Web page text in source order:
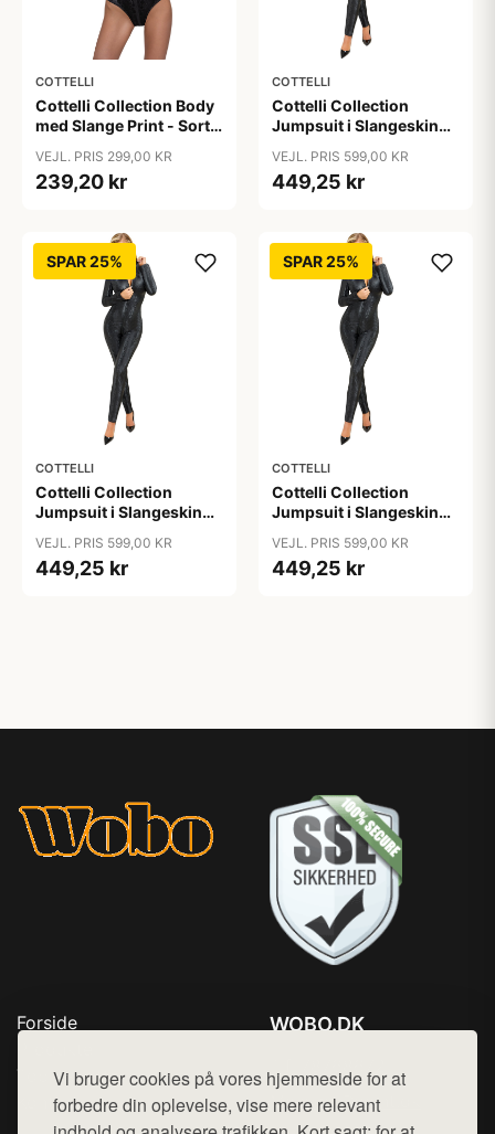
Vi bruger cookies på vores hjemmeside for at
forbedre din oplevelse, vise mere relevant
COTTELLI
Cottelli Collection Body
med Slange Print - Sort -
VEJL. PRIS 299,00 KR
239,20 kr
COTTELLI
Cottelli Collection
Jumpsuit i Slangeskind
VEJL. PRIS 599,00 KR
449,25 kr
SPAR 25%
COTTELLI
Cottelli Collection
Jumpsuit i Slangeskind
VEJL. PRIS 599,00 KR
449,25 kr
SPAR 25%
COTTELLI
Cottelli Collection
Jumpsuit i Slangeskind
VEJL. PRIS 599,00 KR
449,25 kr
Forside
Top Rabatter
Kontakt
WOBO.DK
Mail: hej@want.dk